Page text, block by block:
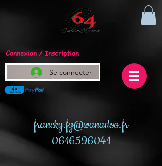
Connexion / Inscription
Se connecter
francky.fg@wanadoo.fr
0616596041